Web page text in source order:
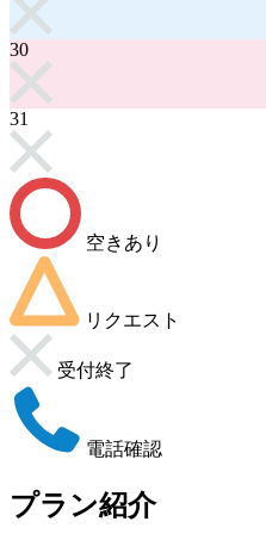
30
31
空きあり
リクエスト
受付終了
電話確認
プラン紹介